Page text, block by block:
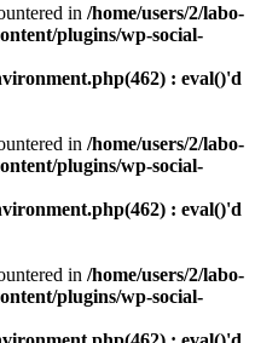
in /home/users/2/labo-
plugins/wp-social-
: eval()'d
in /home/users/2/labo-
plugins/wp-social-
: eval()'d
in /home/users/2/labo-
plugins/wp-social-